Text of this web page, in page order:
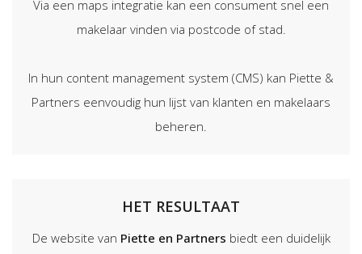
Via een maps integratie kan een consument snel een
makelaar vinden via postcode of stad.
In hun content management system (CMS) kan Piette &
Partners eenvoudig hun lijst van klanten en makelaars
beheren.
HET RESULTAAT
De website van Piette en Partners biedt een duidelijk